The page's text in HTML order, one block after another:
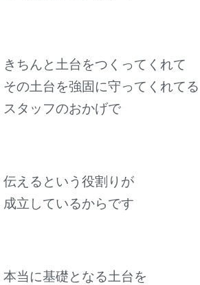
きちんと土台をつくってくれて
その土台を強固に守ってくれてる
スタッフのおかげで
伝えるという役割りが
成立しているからです
本当に基礎となる土台を